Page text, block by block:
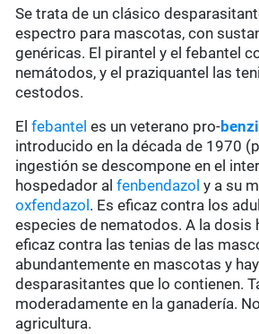
Se trata de un clásico
espectro para mascotas, con
genéricas. El pirantel y el febantel
nemátodos, y el praziquantel las
cestodos.
Elfebantel es un veterano pro-
introducido en la década de 1970
ingestión se descompone en el
hospedador alfenbendazol y a su
oxfendazol . Es eficaz contra los
especies de nematodos. A la dosis
eficaz contra las tenias de las
abundantemente en mascotas y
desparasitantes que lo contienen.
moderadamente en la ganadería.
agricultura.